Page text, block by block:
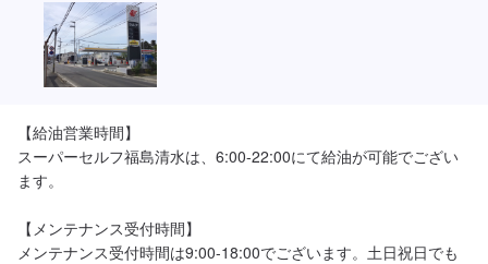
【給油営業時間】
スーパーセルフ福島清水は、6:00-22:00にて給油が可能でござい
ます。
【メンテナンス受付時間】
メンテナンス受付時間は9:00-18:00でございます。土日祝日でも